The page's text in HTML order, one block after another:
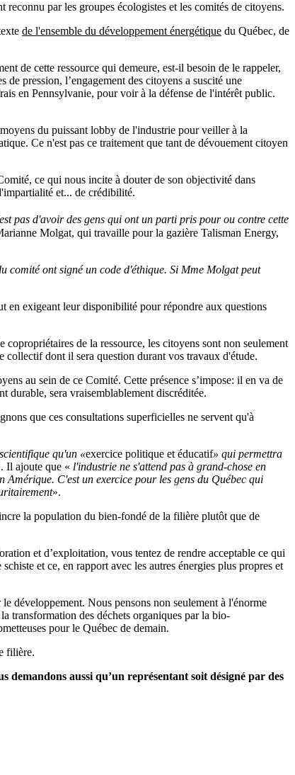
reconnu par les groupes écologistes et les comités de citoyens.
de l'ensemble du développement énergétique du Québec, de
de cette ressource qui demeure, est-il besoin de le rappeler,
pression, l’engagement des citoyens a suscité une
en Pennsylvanie, pour voir à la défense de l'intérêt public.
du puissant lobby de l'industrie pour veiller à la
Ce n'est pas ce traitement que tant de dévouement citoyen
ce qui nous incite à douter de son objectivité dans
et... de crédibilité.
pas d'avoir des gens qui ont un parti pris pour ou contre cette
Molgat, qui travaille pour la gazière Talisman Energy,
comité ont signé un code d'éthique. Si Mme Molgat peut
en exigeant leur disponibilité pour répondre aux questions
de la ressource, les citoyens sont non seulement
collectif dont il sera question durant vos travaux d'étude.
au sein de ce Comité. Cette présence s’impose: il en va de
durable, sera vraisemblablement discréditée.
que ces consultations superficielles ne servent qu'à
qu'un «exercice politique et éducatif» qui permettra
Il ajoute que « l'industrie ne s'attend pas à grand-chose en
C'est un exercice pour les gens du Québec qui
».
la population du bien-fondé de la filière plutôt que de
et d’exploitation, vous tentez de rendre acceptable ce qui
et ce, en rapport avec les autres énergies plus propres et
développement. Nous pensons non seulement à l'énorme
transformation des déchets organiques par la bio-
pour le Québec de demain.
filière.
demandons aussi qu’un représentant soit désigné par des